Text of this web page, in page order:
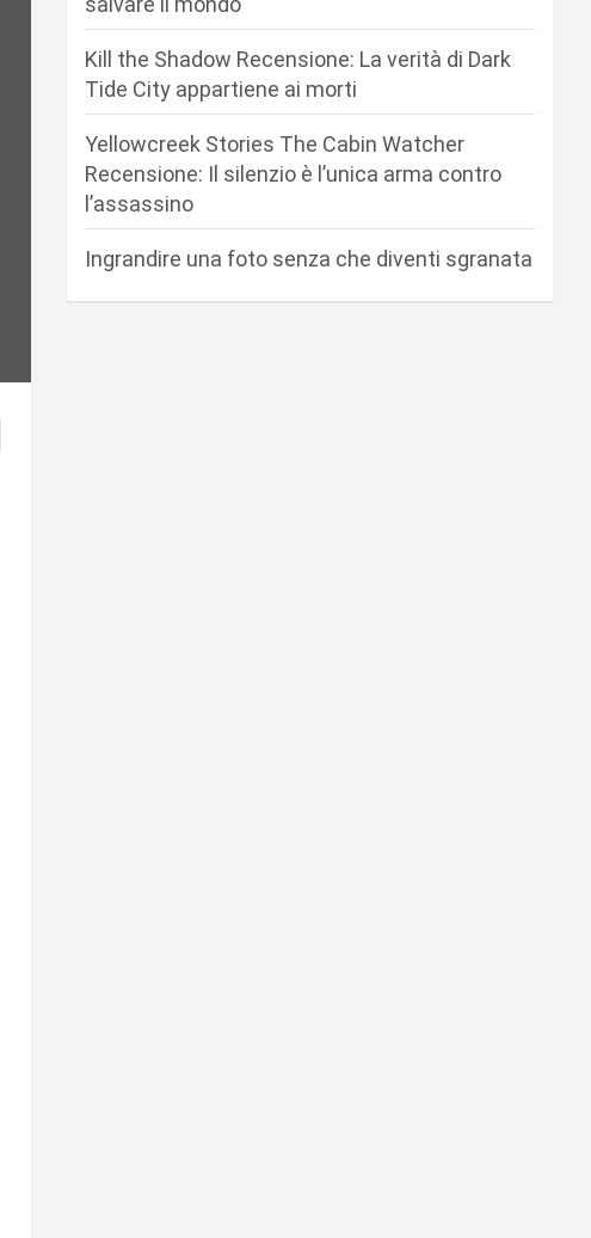
Kill the Shadow Recensione: La verità di Dark
Tide City appartiene ai morti
Yellowcreek Stories The Cabin Watcher
Recensione: Il silenzio è l’unica arma contro
l’assassino
Ingrandire una foto senza che diventi sgranata